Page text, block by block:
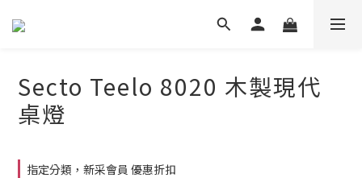
Secto Teelo 8020 木製現代
桌燈
指定分類，新采會員 優惠折扣